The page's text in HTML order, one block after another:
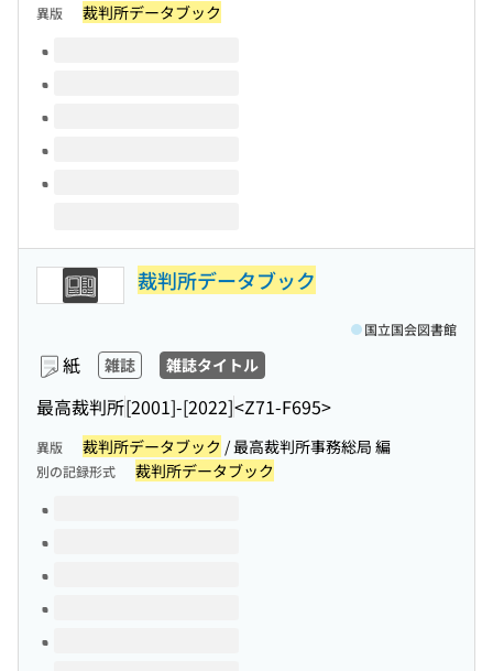
異版 裁判所データブック
このタイトルの巻号
裁判所データブック
紙 雑誌 雑誌タイトル
最高裁判所[2001]-[2022]<Z71-F695>
国立国会図書館
異版 裁判所データブック / 最高裁判所事務総局 編
別の記録形式 裁判所データブック
このタイトルの巻号